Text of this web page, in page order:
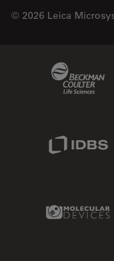
© 2026 Leica